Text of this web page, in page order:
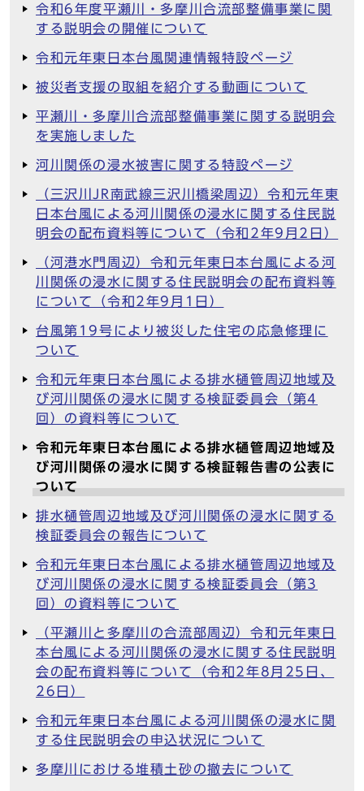
令和6年度平瀬川・多摩川合流部整備事業に関
する説明会の開催について
令和元年東日本台風関連情報特設ページ
被災者支援の取組を紹介する動画について
平瀬川・多摩川合流部整備事業に関する説明会
を実施しました
河川関係の浸水被害に関する特設ページ
（三沢川JR南武線三沢川橋梁周辺）令和元年東
日本台風による河川関係の浸水に関する住民説
明会の配布資料等について（令和2年9月2日）
（河港水門周辺）令和元年東日本台風による河
川関係の浸水に関する住民説明会の配布資料等
について（令和2年9月1日）
台風第19号により被災した住宅の応急修理に
ついて
令和元年東日本台風による排水樋管周辺地域及
び河川関係の浸水に関する検証委員会（第4
回）の資料等について
令和元年東日本台風による排水樋管周辺地域及
び河川関係の浸水に関する検証報告書の公表に
ついて
排水樋管周辺地域及び河川関係の浸水に関する
検証委員会の報告について
令和元年東日本台風による排水樋管周辺地域及
び河川関係の浸水に関する検証委員会（第3
回）の資料等について
（平瀬川と多摩川の合流部周辺）令和元年東日
本台風による河川関係の浸水に関する住民説明
会の配布資料等について（令和2年8月25日、
26日）
令和元年東日本台風による河川関係の浸水に関
する住民説明会の申込状況について
多摩川における堆積土砂の撤去について